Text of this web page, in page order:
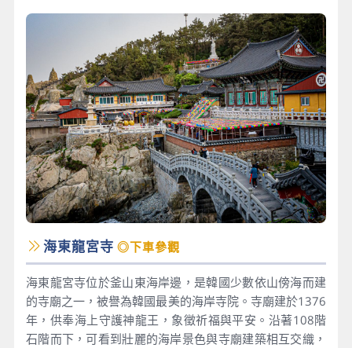
海東龍宮寺 ◎下車參觀
海東龍宮寺位於釜山東海岸邊，是韓國少數依山傍海而建
的寺廟之一，被譽為韓國最美的海岸寺院。寺廟建於1376
年，供奉海上守護神龍王，象徵祈福與平安。沿著108階
石階而下，可看到壯麗的海岸景色與寺廟建築相互交織，